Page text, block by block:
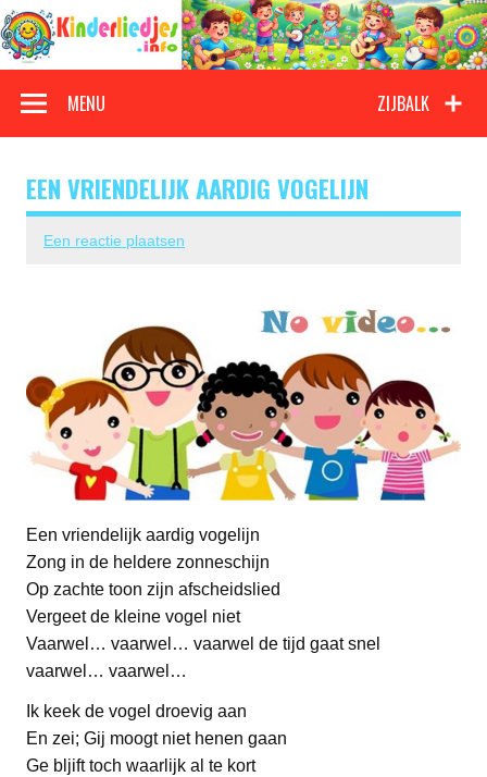
Doorgaan
naar
inhoud
Kinderliedjes
ZIJBALK
MENU
EEN VRIENDELIJK AARDIG VOGELIJN
Een reactie plaatsen
Een vriendelijk aardig vogelijn
Zong in de heldere zonneschijn
Op zachte toon zijn afscheidslied
Vergeet de kleine vogel niet
Vaarwel… vaarwel… vaarwel de tijd gaat snel
vaarwel… vaarwel…
Ik keek de vogel droevig aan
En zei; Gij moogt niet henen gaan
Ge bljift toch waarlijk al te kort